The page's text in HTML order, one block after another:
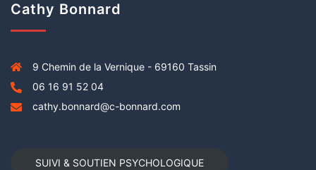
Cathy Bonnard
9 Chemin de la Vernique - 69160 Tassin
06 16 91 52 04
cathy.bonnard@c-bonnard.com
SUIVI & SOUTIEN PSYCHOLOGIQUE